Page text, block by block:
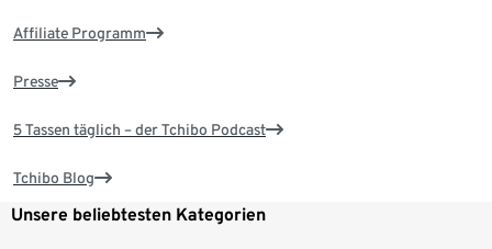
Affiliate Programm
Presse
5 Tassen täglich – der Tchibo Podcast
Tchibo Blog
Unsere beliebtesten Kategorien